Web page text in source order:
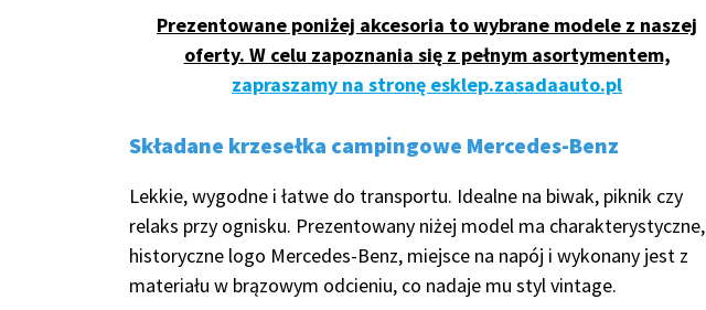
Prezentowane poniżej akcesoria to wybrane modele z naszej
oferty. W celu zapoznania się z pełnym asortymentem,
zapraszamy na stronę esklep.zasadaauto.pl
Składane krzesełka campingowe Mercedes-Benz
Lekkie, wygodne i łatwe do transportu. Idealne na biwak, piknik czy
relaks przy ognisku. Prezentowany niżej model ma charakterystyczne,
historyczne logo Mercedes-Benz, miejsce na napój i wykonany jest z
materiału w brązowym odcieniu, co nadaje mu styl vintage.